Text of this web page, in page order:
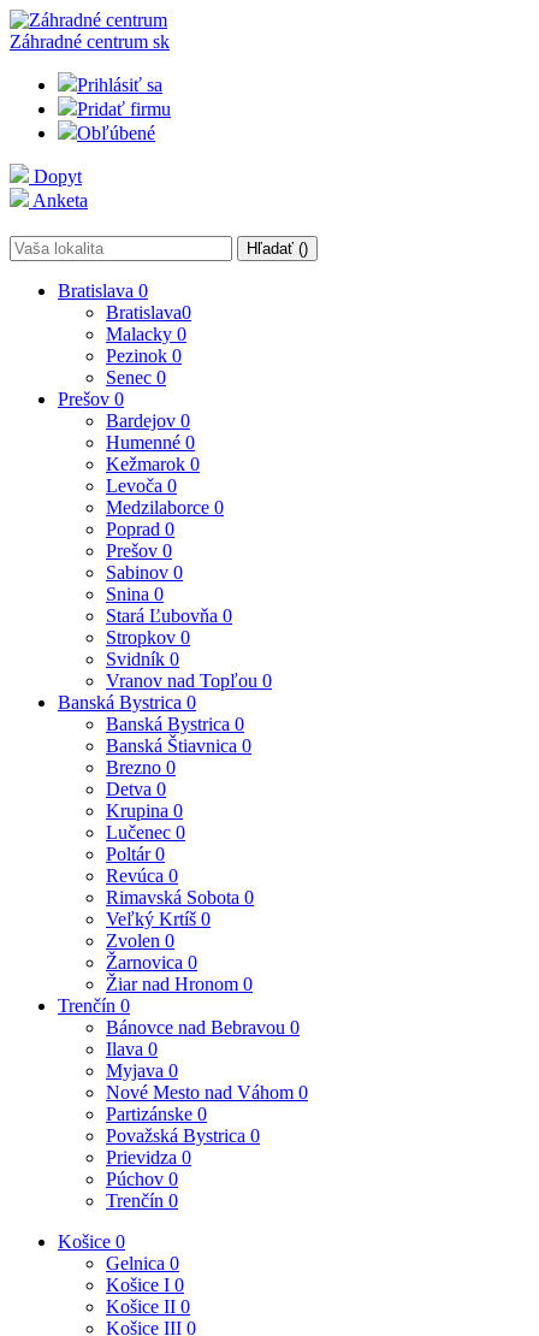
Záhradné centrum sk
Prihlásiť sa
Pridať firmu
Obľúbené
Dopyt
Anketa
Hľadať ()
Bratislava 0
Bratislava0
Malacky 0
Pezinok 0
Senec 0
Prešov 0
Bardejov 0
Humenné 0
Kežmarok 0
Levoča 0
Medzilaborce 0
Poprad 0
Prešov 0
Sabinov 0
Snina 0
Stará Ľubovňa 0
Stropkov 0
Svidník 0
Vranov nad Topľou 0
Banská Bystrica 0
Banská Bystrica 0
Banská Štiavnica 0
Brezno 0
Detva 0
Krupina 0
Lučenec 0
Poltár0
Revúca 0
Rimavská Sobota 0
Veľký Krtíš 0
Zvolen 0
Žarnovica 0
Žiar nad Hronom 0
Trenčín 0
Bánovce nad Bebravou 0
Ilava 0
Myjava 0
Nové Mesto nad Váhom 0
Partizánske 0
Považská Bystrica 0
Prievidza 0
Púchov 0
Trenčín 0
Košice 0
Gelnica 0
Košice I 0
Košice II 0
Košice III 0